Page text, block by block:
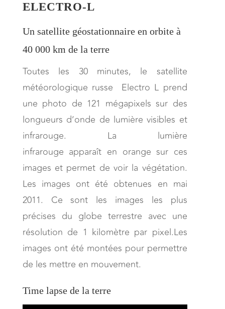
ELECTRO-L
Un satellite géostationnaire en orbite à
40 000 km de la terre
Toutes les 30 minutes, le satellite
météorologique russe Electro L prend
une photo de 121 mégapixels sur des
longueurs d’onde de lumière visibles et
infrarouge. La lumière
infrarouge apparaît en orange sur ces
images et permet de voir la végétation.
Les images ont été obtenues en mai
2011. Ce sont les images les plus
précises du globe terrestre avec une
résolution de 1 kilomètre par pixel.Les
images ont été montées pour permettre
de les mettre en mouvement.
Time lapse de la terre